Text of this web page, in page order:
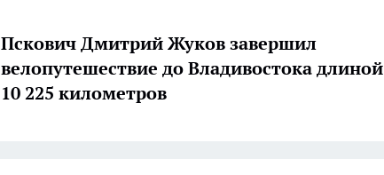
Пскович Дмитрий Жуков завершил
велопутешествие до Владивостока длиной
10 225 километров